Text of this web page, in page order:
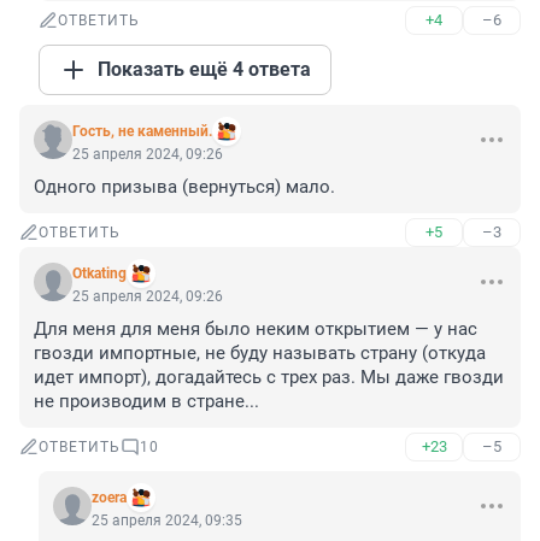
ОТВЕТИТЬ +4 –6
Показать ещё 4 ответа
Гость, не каменный.
25 апреля 2024, 09:26
Одного призыва (вернуться) мало.
ОТВЕТИТЬ +5 –3
Otkating
25 апреля 2024, 09:26
Для меня для меня было неким открытием — у нас
гвозди импортные, не буду называть страну (откуда
идет импорт), догадайтесь с трех раз. Мы даже гвозди
не производим в стране...
ОТВЕТИТЬ 10 +23 –5
zoera
25 апреля 2024, 09:35